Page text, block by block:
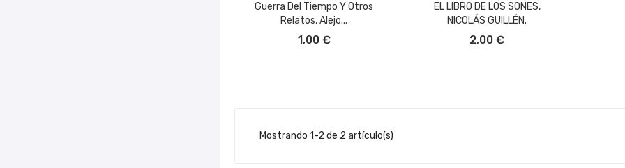
Guerra Del Tiempo Y Otros
Relatos, Alejo...
1,00 €
EL LIBRO DE LOS SONES,
NICOLÁS GUILLÉN.
2,00 €
Mostrando 1-2 de 2 artículo(s)